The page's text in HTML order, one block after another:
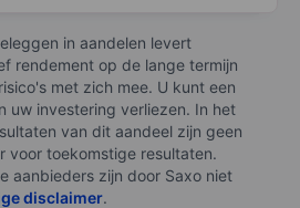
in aandelen levert
rendement op de lange termijn
met zich mee. U kunt een
uw investering verliezen. In het
van dit aandeel zijn geen
voor toekomstige resultaten.
aanbieders zijn door Saxo niet
disclaimer.